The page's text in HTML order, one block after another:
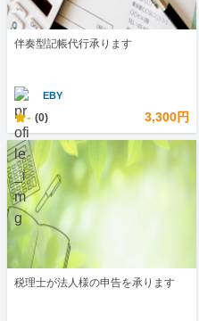
伴奏型記帳代行承ります
EBY
- (0) 3,300円
税理士が法人様の申告を承ります